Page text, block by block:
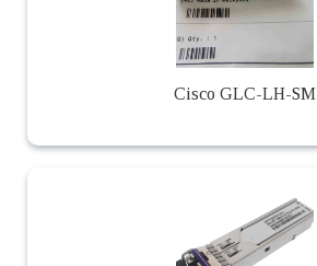
Cisco GLC-LH-SM